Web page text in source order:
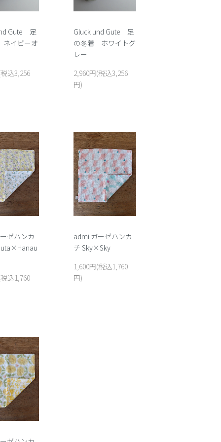
Gute 足
イビーオ
込3,256
Gluck und Gute 足
の冬着 ホワイトグ
レー
2,960円(税込3,256
円)
ゼハンカ
込1,760
admi ガーゼハンカ
チ Sky×Sky
1,600円(税込1,760
円)